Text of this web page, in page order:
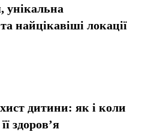
унікальна
найцікавіші локації
дитини: як і коли
здоров’я